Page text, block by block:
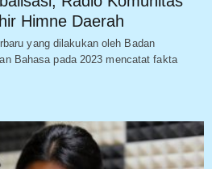
Himne Daerah
yang dilakukan oleh Badan
Bahasa pada 2023 mencatat fakta